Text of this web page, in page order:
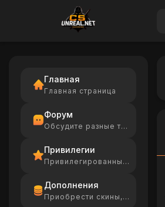
Главная
Главная страница
Форум
Обсудите разные темы
Привилегии
Привилегированные игроки
Дополнения
Приобрести скины, Ammo